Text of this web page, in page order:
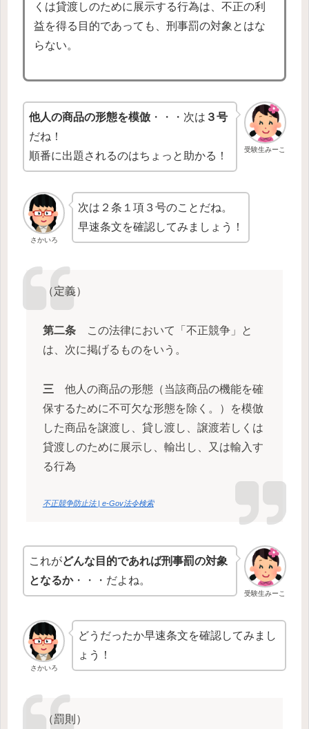
くは貸渡しのために展示する行為は、不正の利
益を得る目的であっても、刑事罰の対象とはな
らない。
受験生みーこ
他人の商品の形態を模倣 ・・・次は ３号
だね！
順番に出題されるのはちょっと助かる！
さかいろ
次は２条１項３号のことだね。
早速条文を確認してみましょう！
（定義）
第二条この法律において「不正競争」と
は、次に掲げるものをいう。
三 他人の商品の形態（当該商品の機能を確
保するために不可欠な形態を除く。）を模倣
した商品を譲渡し、貸し渡し、譲渡若しくは
貸渡しのために展示し、輸出し、又は輸入す
る行為
不正競争防止法 | e-Gov法令検索
受験生みーこ
これがどんな目的であれば刑事罰の対象
となるか・・・だよね。
さかいろ
どうだったか早速条文を確認してみまし
ょう！
（罰則）